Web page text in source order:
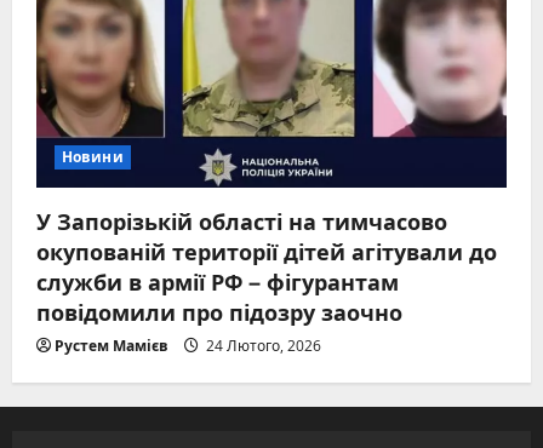
Новини
У Запорізькій області на тимчасово
окупованій території дітей агітували до
служби в армії РФ – фігурантам
повідомили про підозру заочно
Рустем Мамієв 24 Лютого, 2026